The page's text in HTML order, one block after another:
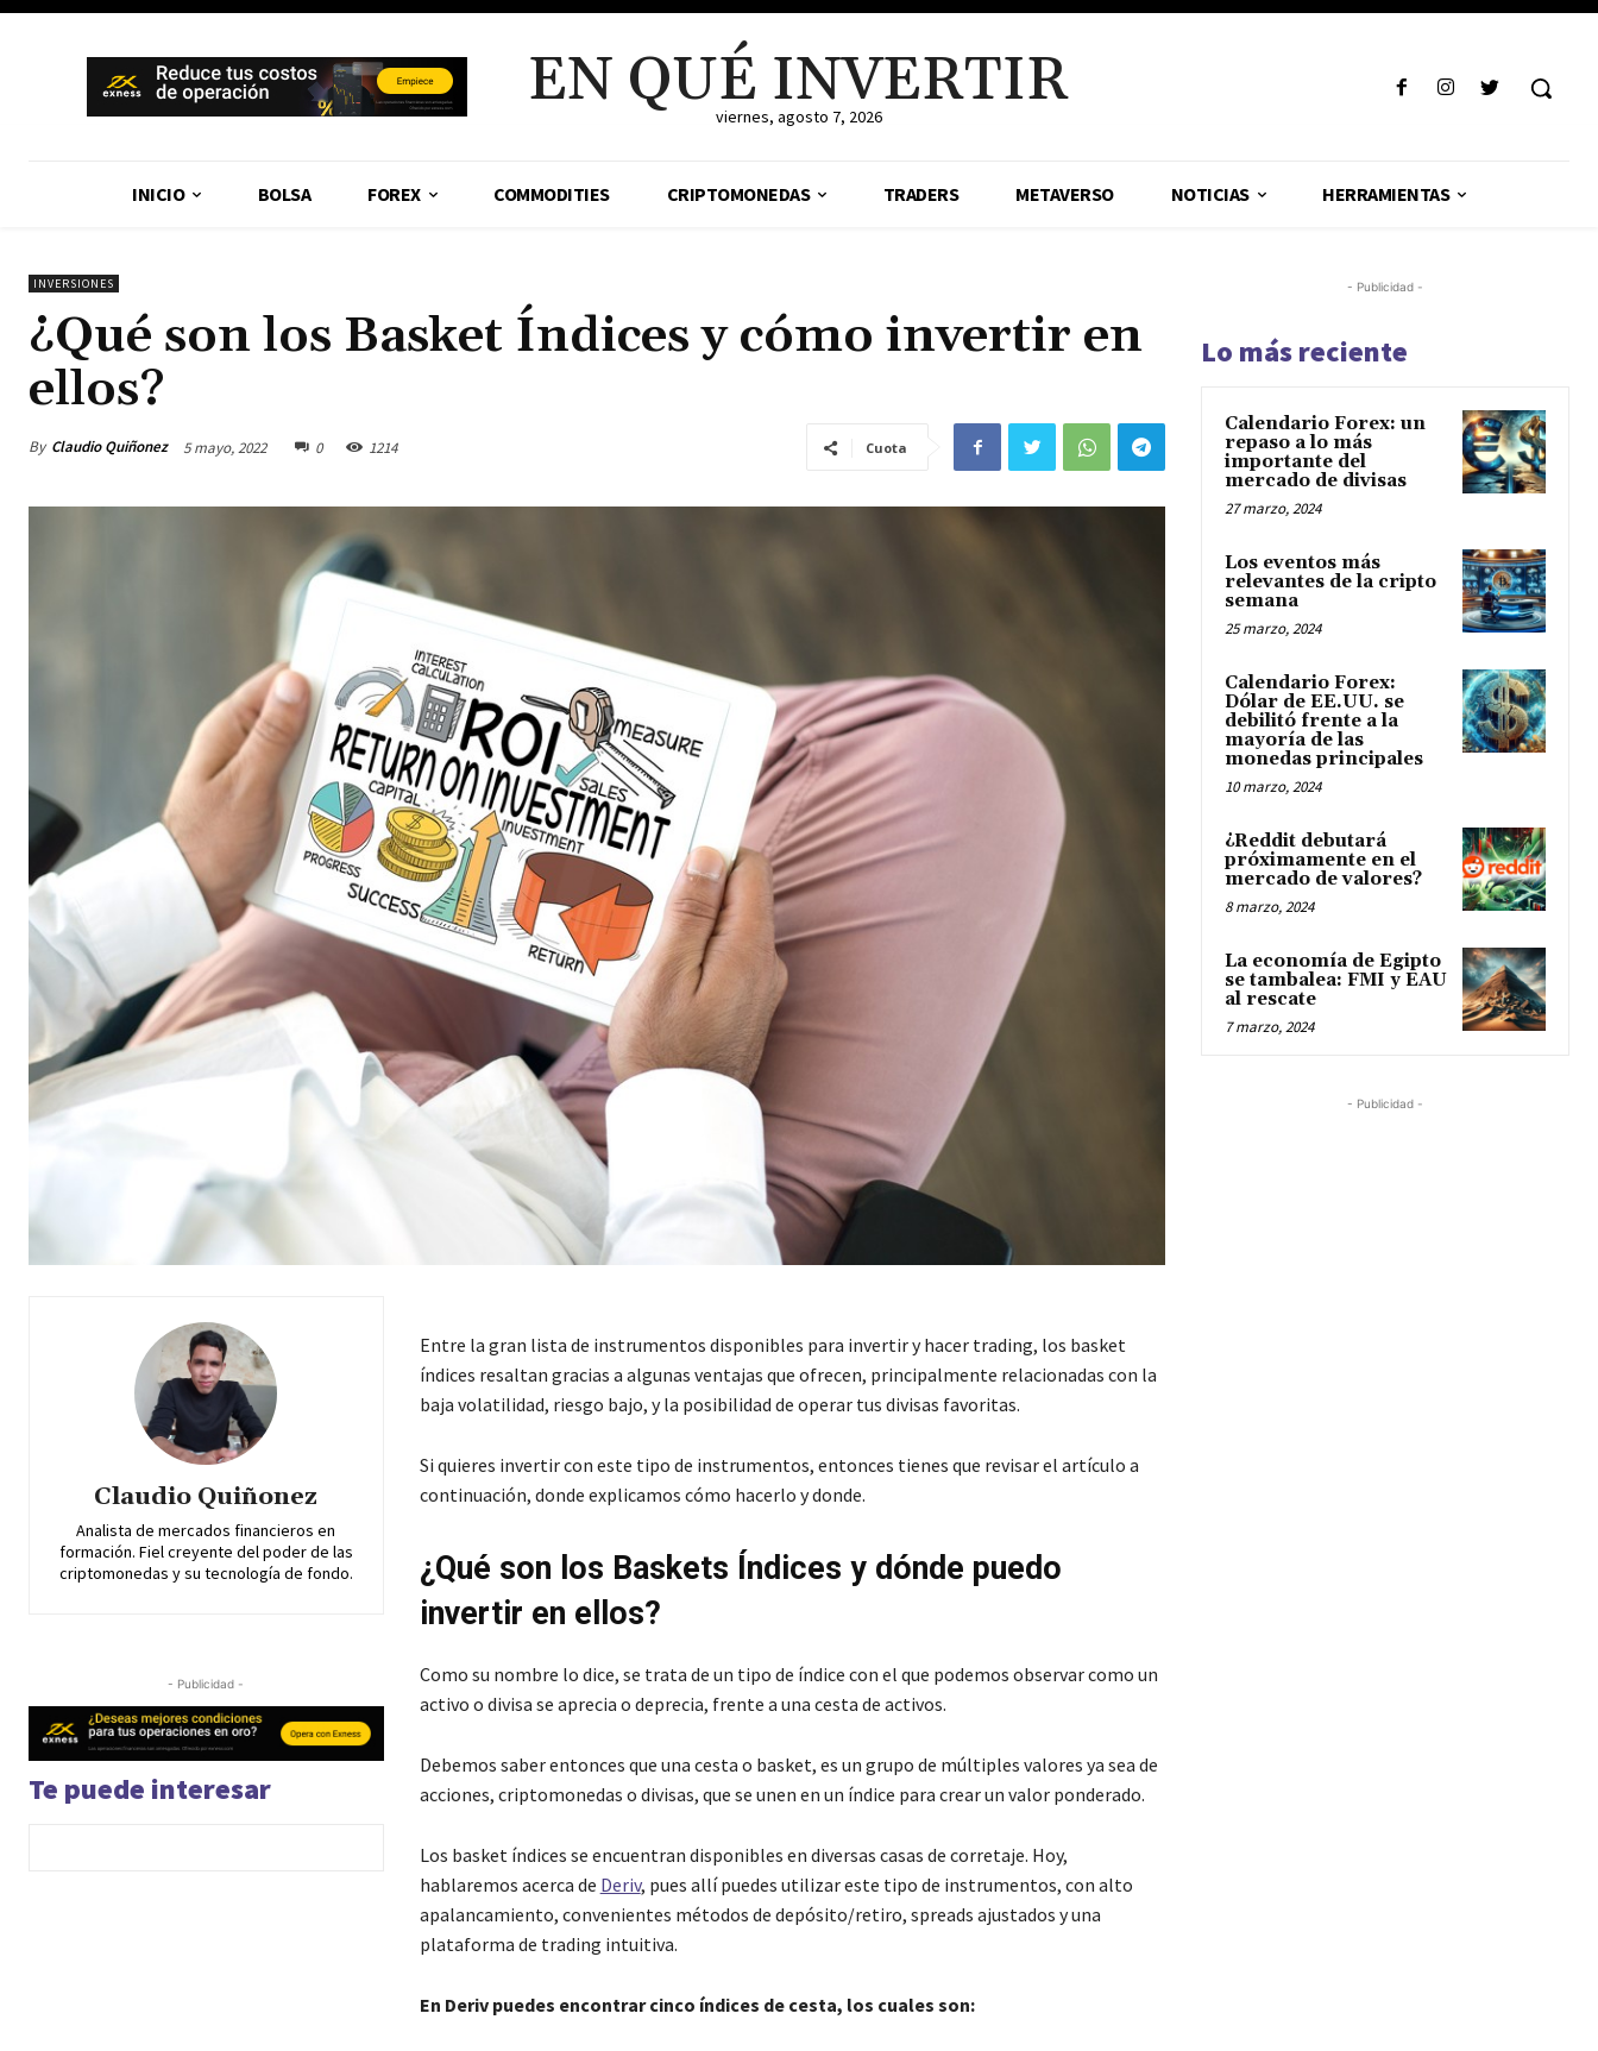
EN QUÉ INVERTIR
viernes, agosto 7, 2026
INICIO BOLSA FOREX COMMODITIES CRIPTOMONEDAS TRADERS METAVERSO NOTICIAS HERRAMIENTAS
INVERSIONES
¿Qué son los Basket Índices y cómo invertir en
ellos?
By Claudio Quiñonez 5 mayo, 2022 0 1214 Cuota
Claudio Quiñonez
Analista de mercados financieros en
formación. Fiel creyente del poder de las
criptomonedas y su tecnología de fondo.
- Publicidad -
Te puede interesar
Entre la gran lista de instrumentos disponibles para invertir y hacer trading, los basket
índices resaltan gracias a algunas ventajas que ofrecen, principalmente relacionadas con la
baja volatilidad, riesgo bajo, y la posibilidad de operar tus divisas favoritas.
Si quieres invertir con este tipo de instrumentos, entonces tienes que revisar el artículo a
continuación, donde explicamos cómo hacerlo y donde.
¿Qué son los Baskets Índices y dónde puedo
invertir en ellos?
Como su nombre lo dice, se trata de un tipo de índice con el que podemos observar como un
activo o divisa se aprecia o deprecia, frente a una cesta de activos.
Debemos saber entonces que una cesta o basket, es un grupo de múltiples valores ya sea de
acciones, criptomonedas o divisas, que se unen en un índice para crear un valor ponderado.
Los basket índices se encuentran disponibles en diversas casas de corretaje. Hoy,
hablaremos acerca de Deriv, pues allí puedes utilizar este tipo de instrumentos, con alto
apalancamiento, convenientes métodos de depósito/retiro, spreads ajustados y una
plataforma de trading intuitiva.
En Deriv puedes encontrar cinco índices de cesta, los cuales son:
- Publicidad -
Lo más reciente
Calendario Forex: un
repaso a lo más
importante del
mercado de divisas
27 marzo, 2024
Los eventos más
relevantes de la cripto
semana
25 marzo, 2024
Calendario Forex:
Dólar de EE.UU. se
debilitó frente a la
mayoría de las
monedas principales
10 marzo, 2024
¿Reddit debutará
próximamente en el
mercado de valores?
8 marzo, 2024
La economía de Egipto
se tambalea: FMI y EAU
al rescate
7 marzo, 2024
- Publicidad -